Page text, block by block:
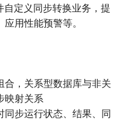
自定义同步转换业务，提
用性能预警等。
合，关系型数据库与非关
映射关系
同步运行状态、结果、同